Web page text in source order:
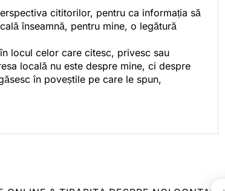
cititorilor, pentru ca informația să
înseamnă, pentru mine, o legătură
locul celor care citesc, privesc sau
locală nu este despre mine, ci despre
în poveștile pe care le spun,